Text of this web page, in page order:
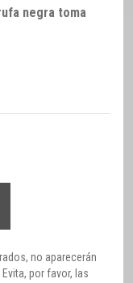
negra toma
no aparecerán
por favor, las